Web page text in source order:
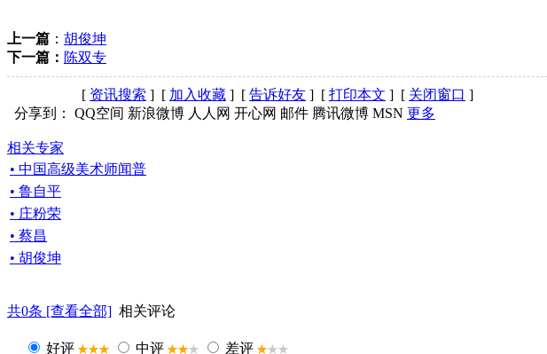
上一篇 ： 胡俊坤
下一篇： 陈双专
[ 资讯搜索 ] [ 加入收藏 ] [ 告诉好友 ] [ 打印本文 ] [ 关闭窗口 ]
分享到：
QQ空间 新浪微博 人人网 开心网 邮件 腾讯微博 MSN 更多
相关专家
• 中国高级美术师闻普
• 鲁自平
• 庄粉荣
• 蔡昌
• 胡俊坤
共0条 [查看全部] 相关评论